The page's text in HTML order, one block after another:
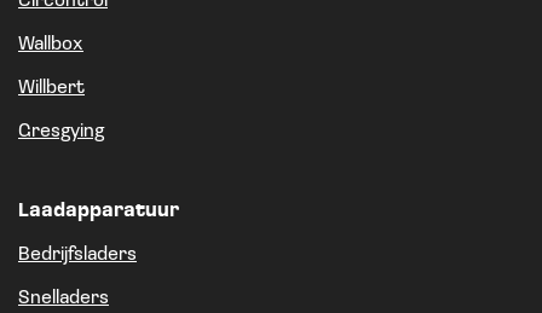
Wallbox
Willbert
Gresgying
Laadapparatuur
Bedrijfsladers
Snelladers